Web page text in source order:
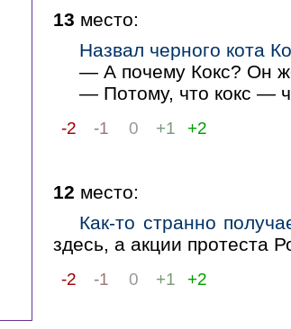
13 место:
Назвал черного кота
— А почему Кокс? Он
— Потому, что кокс —
-2 -1 0 +1 +2
12 место:
Как-то странно
здесь, а акции протеста
-2 -1 0 +1 +2